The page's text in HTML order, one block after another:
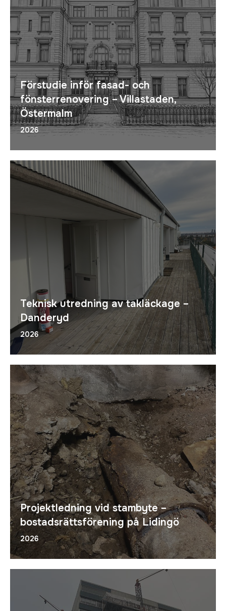
Förstudie inför fasad- och
fönsterrenovering – Villastaden,
Östermalm
2026
Teknisk utredning av takläckage –
Danderyd
2026
Projektledning vid stambyte –
bostadsrättsförening på Lidingö
2026